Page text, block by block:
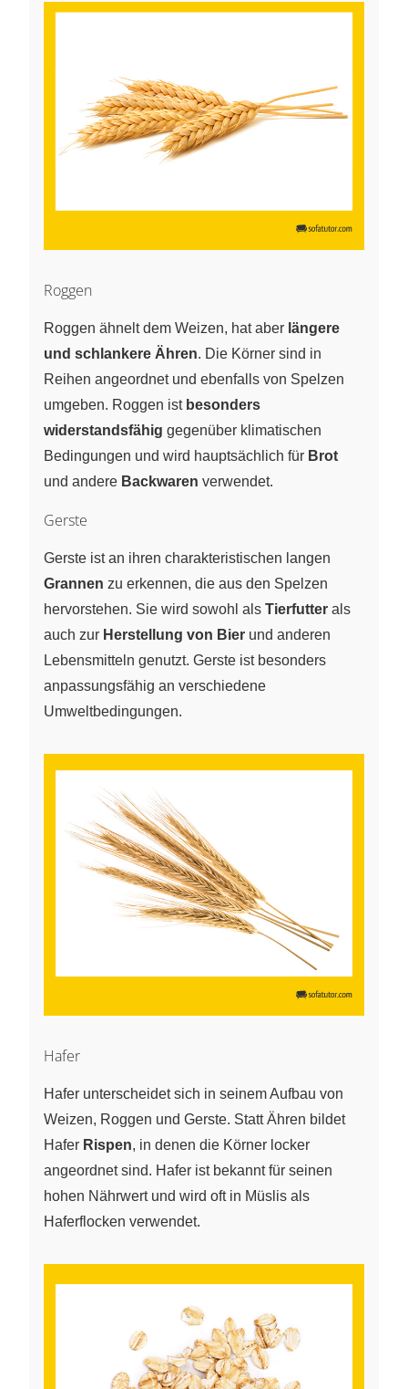
Roggen
Roggen ähnelt dem Weizen, hat aber längere
und schlankere Ähren. Die Körner sind in
Reihen angeordnet und ebenfalls von Spelzen
umgeben. Roggen ist besonders
widerstandsfähig gegenüber klimatischen
Bedingungen und wird hauptsächlich für Brot
und andere Backwaren verwendet.
Gerste
Gerste ist an ihren charakteristischen langen
Grannen zu erkennen, die aus den Spelzen
hervorstehen. Sie wird sowohl als Tierfutter als
auch zur Herstellung von Bier und anderen
Lebensmitteln genutzt. Gerste ist besonders
anpassungsfähig an verschiedene
Umweltbedingungen.
Hafer
Hafer unterscheidet sich in seinem Aufbau von
Weizen, Roggen und Gerste. Statt Ähren bildet
Hafer Rispen, in denen die Körner locker
angeordnet sind. Hafer ist bekannt für seinen
hohen Nährwert und wird oft in Müslis als
Haferflocken verwendet.